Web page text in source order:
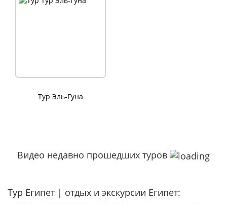
Тур Эль-Гуна
Видео недавно прошедших туров
Тур Египет | отдых и экскурсии Египет: